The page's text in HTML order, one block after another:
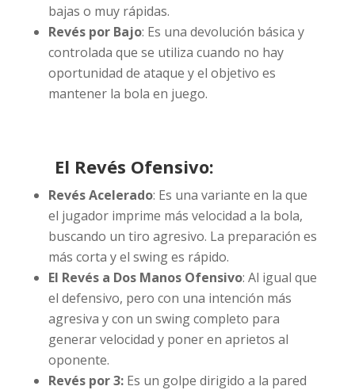
bajas o muy rápidas.
Revés por Bajo: Es una devolución básica y
controlada que se utiliza cuando no hay
oportunidad de ataque y el objetivo es
mantener la bola en juego.
El Revés Ofensivo:
Revés Acelerado: Es una variante en la que
el jugador imprime más velocidad a la bola,
buscando un tiro agresivo. La preparación es
más corta y el swing es rápido.
El Revés a Dos Manos Ofensivo: Al igual que
el defensivo, pero con una intención más
agresiva y con un swing completo para
generar velocidad y poner en aprietos al
oponente.
Revés por 3:Es un golpe dirigido a la pared